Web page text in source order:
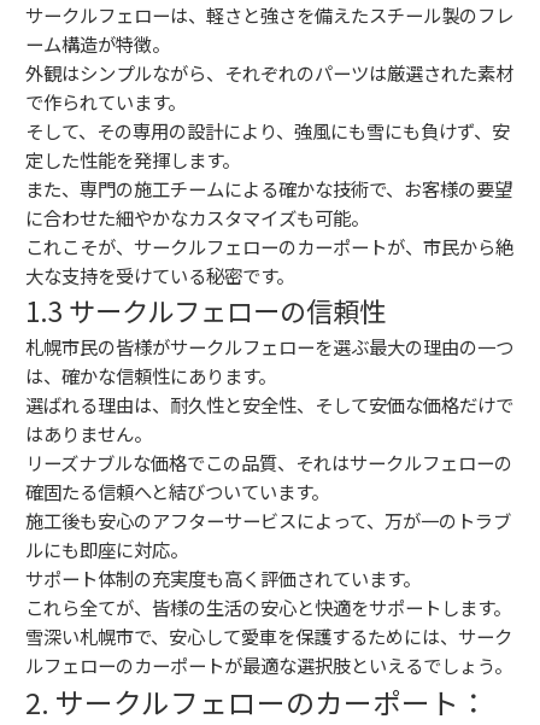
サークルフェローは、軽さと強さを備えたスチール製のフレ
ーム構造が特徴。
外観はシンプルながら、それぞれのパーツは厳選された素材
で作られています。
そして、その専用の設計により、強風にも雪にも負けず、安
定した性能を発揮します。
また、専門の施工チームによる確かな技術で、お客様の要望
に合わせた細やかなカスタマイズも可能。
これこそが、サークルフェローのカーポートが、市民から絶
大な支持を受けている秘密です。
1.3 サークルフェローの信頼性
札幌市民の皆様がサークルフェローを選ぶ最大の理由の一つ
は、確かな信頼性にあります。
選ばれる理由は、耐久性と安全性、そして安価な価格だけで
はありません。
リーズナブルな価格でこの品質、それはサークルフェローの
確固たる信頼へと結びついています。
施工後も安心のアフターサービスによって、万が一のトラブ
ルにも即座に対応。
サポート体制の充実度も高く評価されています。
これら全てが、皆様の生活の安心と快適をサポートします。
雪深い札幌市で、安心して愛車を保護するためには、サーク
ルフェローのカーポートが最適な選択肢といえるでしょう。
2. サークルフェローのカーポート：